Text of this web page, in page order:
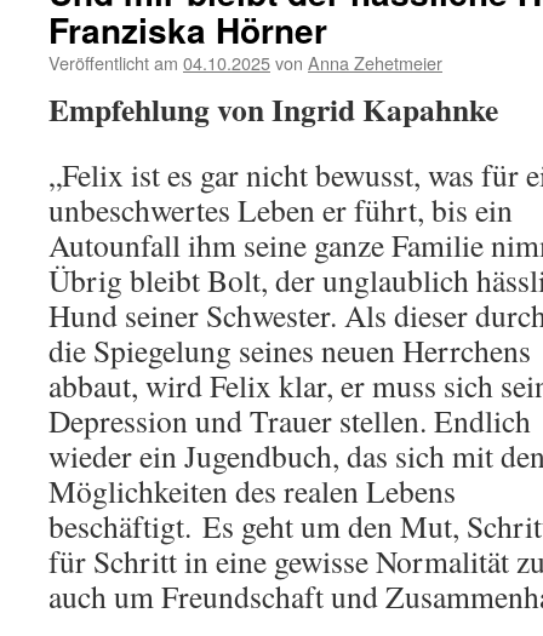
Franziska Hörner
Veröffentlicht am 04.10.2025von Anna Zehetmeier
Empfehlung von Ingrid Kapahnke
„Felix ist es gar nicht bewusst, was für
unbeschwertes Leben er führt, bis ein
Autounfall ihm seine ganze Familie
Übrig bleibt Bolt, der unglaublich
Hund seiner Schwester. Als dieser
die Spiegelung seines neuen Herrchens
abbaut, wird Felix klar, er muss sich
Depression und Trauer stellen. Endlich
wieder ein Jugendbuch, das sich mit
Möglichkeiten des realen Lebens
beschäftigt. Es geht um den Mut,
für Schritt in eine gewisse Normalität
auch um Freundschaft und